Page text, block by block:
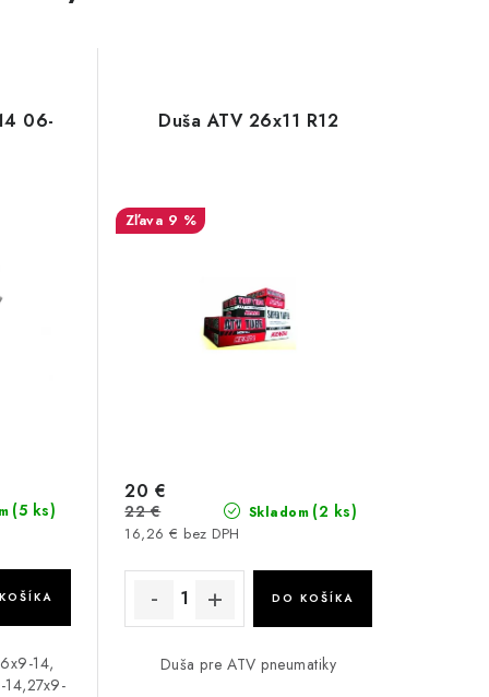
06-
(5 ks)
14,
14,27x9-
Duša ATV 26x11 R12
9 %
Skladom (2 ks)
16,26 € bez DPH
20 €
22 €
DO KOŠÍKA
Duša pre ATV pneumatiky